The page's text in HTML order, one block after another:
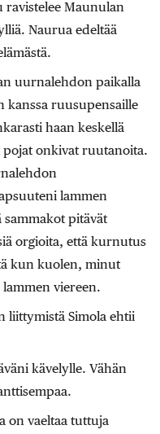
ravistelee Maunulan
Naurua edeltää
uurnalehdon paikalla
kanssa ruusupensaille
haan keskellä
pojat onkivat ruutanoita.
lammen
pitävät
orgioita, että kurnutus
kun kuolen, minut
viereen.
liittymistä Simola ehtii
kävelylle. Vähän
on vaeltaa tuttuja